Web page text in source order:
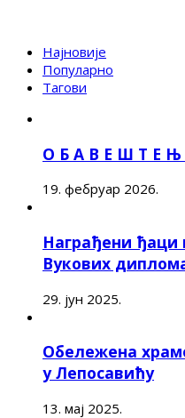
Најновије
Популарно
Тагови
О Б А В Е Ш Т Е Њ
19. фебруар 2026.
Награђени ђаци
Вукових
29. јун 2025.
Обележена
у Лепосавићу
13. мај 2025.